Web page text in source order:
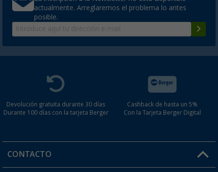
actualmente. Arreglaremos el problema lo antes
posible.
Devolución gratuita durante 30 días
Durante 100 días con la tarjeta Berger
Cashback de hasta un 5%
Con la Tarjeta Berger Digital
CONTACTO